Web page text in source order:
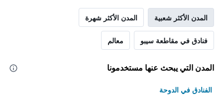
المدن الأكثر شعبية المدن الأكثر شهرة
فنادق في مقاطعة سيبو معالم
المدن التي يبحث عنها مستخدمونا
الفنادق في الدوحة